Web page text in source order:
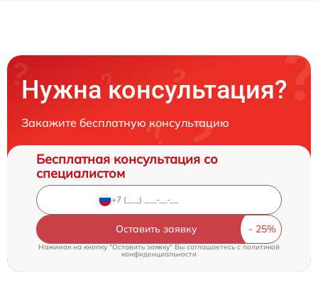
Нужна консультация?
Закажите бесплатную консультацию
Бесплатная консультация со
специалистом
Оставить заявку
Нажимая на кнопку "Оставить заявку" Вы соглашаетесь cполитикой
конфиденциальности